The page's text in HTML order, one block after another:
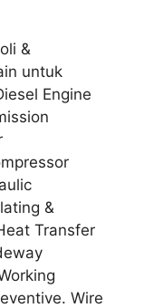
&
untuk
Engine
&
Transfer
Wire